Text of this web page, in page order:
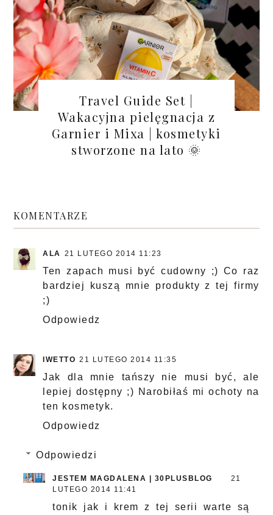
Travel Guide Set |
Wakacyjna pielęgnacja z
Garnier i Mixa | kosmetyki
stworzone na lato 🌞
KOMENTARZE
ALA 21 LUTEGO 2014 11:23
Ten zapach musi być cudowny ;) Co raz
bardziej kuszą mnie produkty z tej firmy
;)
Odpowiedz
IWETTO 21 LUTEGO 2014 11:35
Jak dla mnie tańszy nie musi być, ale
lepiej dostępny ;) Narobiłaś mi ochoty na
ten kosmetyk.
Odpowiedz
Odpowiedzi
JESTEM MAGDALENA | 30PLUSBLOG
21
LUTEGO 2014 11:41
tonik jak i krem z tej serii warte są